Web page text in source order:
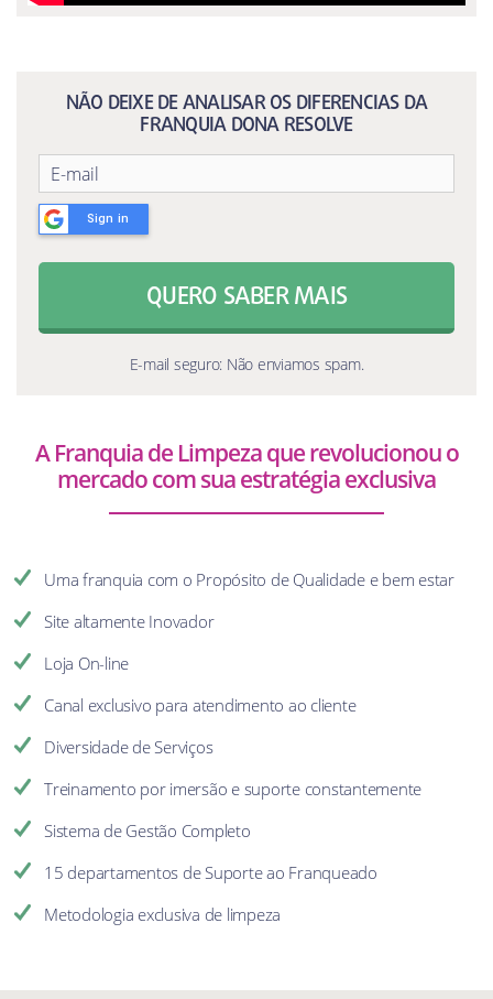
NÃO DEIXE DE ANALISAR OS DIFERENCIAS DA
FRANQUIA DONA RESOLVE
Sign in
QUERO SABER MAIS
E-mail seguro: Não enviamos spam.
A Franquia de Limpeza que revolucionou o
mercado com sua estratégia exclusiva
Uma franquia com o Propósito de Qualidade e bem estar
Site altamente Inovador
Loja On-line
Canal exclusivo para atendimento ao cliente
Diversidade de Serviços
Treinamento por imersão e suporte constantemente
Sistema de Gestão Completo
15 departamentos de Suporte ao Franqueado
Metodologia exclusiva de limpeza